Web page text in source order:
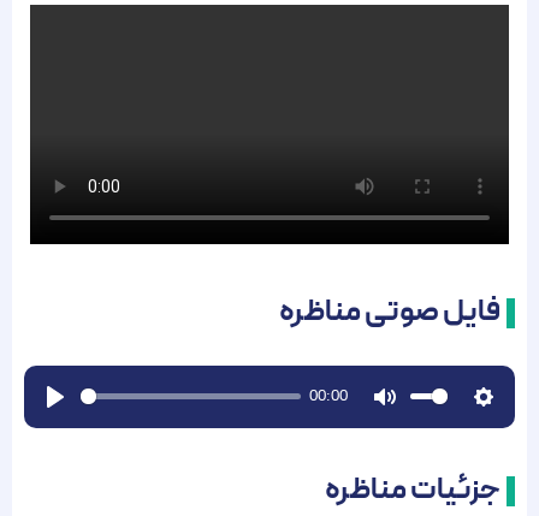
فایل صوتی مناظره
Play
00:00
Mute
جزئیات مناظره